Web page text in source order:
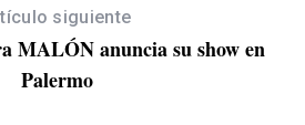
siguiente
MALÓN anuncia su show en
Palermo